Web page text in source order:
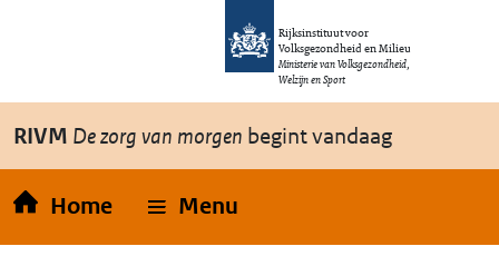
Overslaan en naar de inhoud gaan
Rijksinstituut voor
Volksgezondheid en Milieu
Ministerie van Volksgezondheid,
Welzijn en Sport
RIVM De zorg van morgen begint vandaag
Home Menu